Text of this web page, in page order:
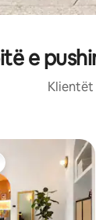
e
Klientët
të klientëve